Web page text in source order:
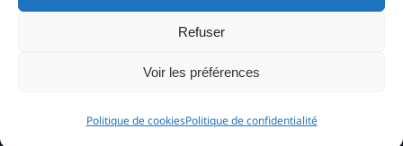
Refuser
Voir les préférences
Politique de cookiesPolitique de confidentialité
Politique de confidentialité
FacebookLinkedIn